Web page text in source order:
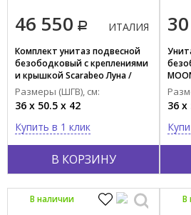
Ретро
Страна производства
ИТАЛИЯ
ГЕРМАНИЯ
ЯПОНИЯ
Тип функций
Безободковый
Экономия воды
46 550
В КОРЗИНУ
ИТАЛИЯ
Комплект унитаз подвесной
безободковый с креплениями
и крышкой Scarabeo Луна /
MOON 5520/CL+10050/A+5535B
Размеры (ШГВ), см:
36 x 50.5 x 42
Купить в 1 клик
36 x
В наличии В